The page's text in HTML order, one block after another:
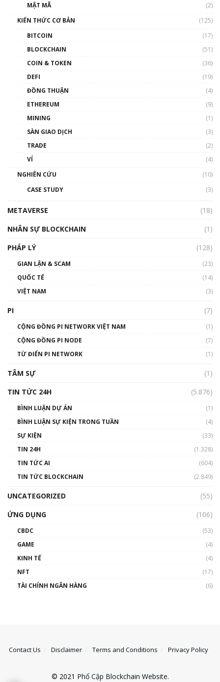
00:43:47
như thể nào?
00:39:31
Phổ cập Blockchain
thống & Crypto qua các cuộc chiến | Phổ cập
01:32:59
gió ấm
Talkshow 14: MemeCoin – Trò đùa tỷ đô
01:29:26
MẬT MÃ
(2)
KIẾN THỨC CƠ BẢN
(125)
BITCOIN
(17)
BLOCKCHAIN
(51)
COIN & TOKEN
(36)
DEFI
(19)
ĐỒNG THUẬN
(4)
ETHEREUM
(9)
MINING
(1)
SÀN GIAO DỊCH
(3)
TRADE
(2)
VÍ
(4)
NGHIÊN CỨU
(10)
CASE STUDY
(3)
METAVERSE
(18)
NHÂN SỰ BLOCKCHAIN
(1)
PHÁP LÝ
(128)
GIAN LẬN & SCAM
(23)
QUỐC TẾ
(14)
VIỆT NAM
(3)
PI (7)
CỘNG ĐỒNG PI NETWORK VIỆT NAM
(1)
CỘNG ĐỒNG PI NODE
(7)
TỪ ĐIỂN PI NETWORK
(1)
TÂM SỰ
(1)
TIN TỨC 24H
(5.876)
BÌNH LUẬN DỰ ÁN
(1)
BÌNH LUẬN SỰ KIỆN TRONG TUẦN
(4)
SỰ KIỆN
(33)
TIN 24H
(1.328)
TIN TỨC AI
(604)
TIN TỨC BLOCKCHAIN
(2.849)
UNCATEGORIZED
(55)
ỨNG DỤNG
(106)
CBDC
(53)
GAME
(4)
KINH TẾ
(4)
NFT
(17)
TÀI CHÍNH NGÂN HÀNG
(6)
Contact Us Disclaimer Terms and Conditions Privacy Policy
© 2021 Phổ Cập Blockchain Website.